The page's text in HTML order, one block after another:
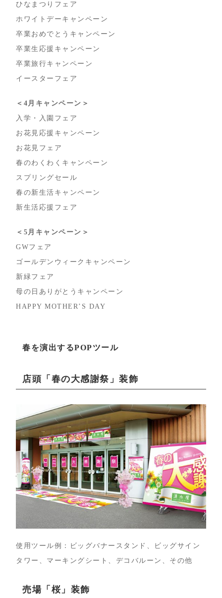
ひなまつりフェア
ホワイトデーキャンペーン
卒業おめでとうキャンペーン
卒業生応援キャンペーン
卒業旅行キャンペーン
イースターフェア
＜4月キャンペーン＞
入学・入園フェア
お花見応援キャンペーン
お花見フェア
春のわくわくキャンペーン
スプリングセール
春の新生活キャンペーン
新生活応援フェア
＜5月キャンペーン＞
GWフェア
ゴールデンウィークキャンペーン
新緑フェア
母の日ありがとうキャンペーン
HAPPY MOTHER’S DAY
春を演出するPOPツール
店頭「春の大感謝祭」装飾
使用ツール例：ビッグバナースタンド、ビッグサイン
タワー、マーキングシート、デコバルーン、その他
売場「桜」装飾